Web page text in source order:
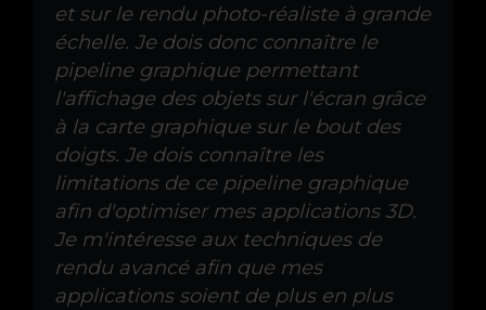
et sur le rendu photo-réaliste à grande
échelle. Je dois donc connaître le
pipeline graphique permettant
l'affichage des objets sur l'écran grâce
à la carte graphique sur le bout des
doigts. Je dois connaître les
limitations de ce pipeline graphique
afin d'optimiser mes applications 3D.
Je m'intéresse aux techniques de
rendu avancé afin que mes
applications soient de plus en plus